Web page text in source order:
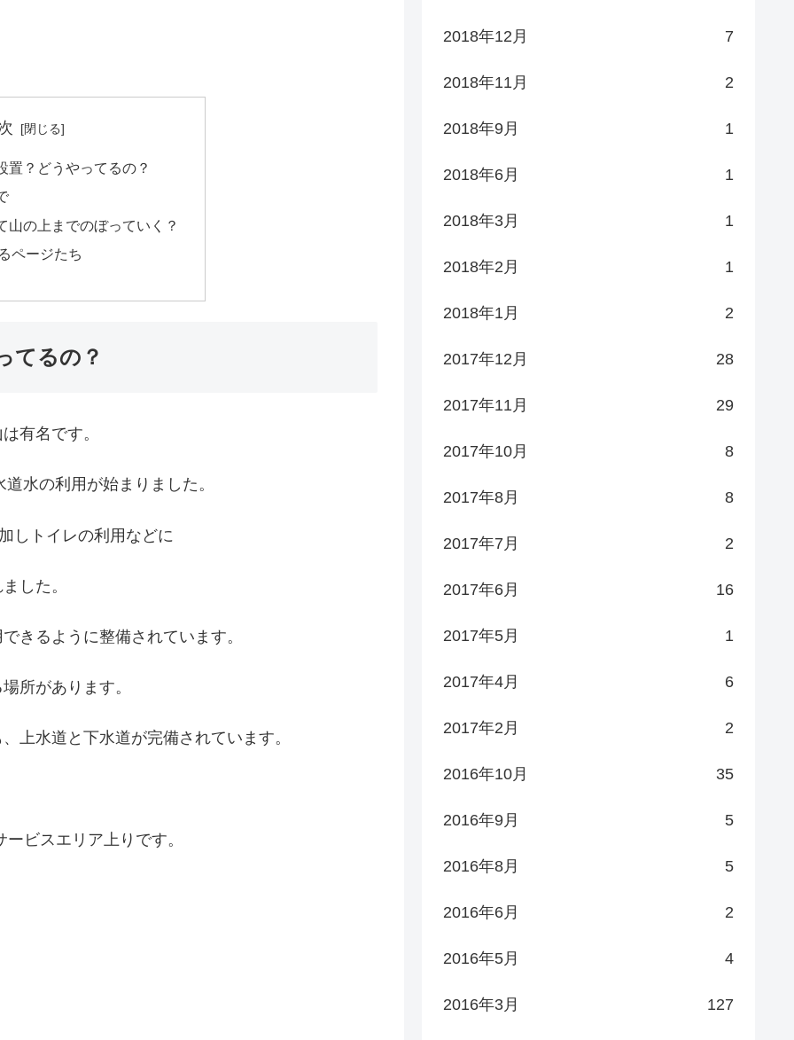
置？どうやってるの？
山の上までのぼっていく？
ページたち
てるの？
有名です。
水の利用が始まりました。
しトイレの利用などに
した。
きるように整備されています。
所があります。
上水道と下水道が完備されています。
ビスエリア上りです。
2018年12月 7
2018年11月 2
2018年9月 1
2018年6月 1
2018年3月 1
2018年2月 1
2018年1月 2
2017年12月 28
2017年11月 29
2017年10月 8
2017年8月 8
2017年7月 2
2017年6月 16
2017年5月 1
2017年4月 6
2017年2月 2
2016年10月 35
2016年9月 5
2016年8月 5
2016年6月 2
2016年5月 4
2016年3月 127